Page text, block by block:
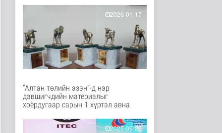
“Дүрслэх урлагийн
оюуны өв сан” тусгай
Энтертайнмент
7 цаг 11 минутын өмнө
Олон улсын хиймэл
оюуны гуравдугаар
олимпиадаас ..
8 цаг 1 минутын өмнө
Цэцэрлэгийн цахим
эхэлнэ
2026-01-17
“Алтан төлийн эзэн”-д нэр
дэвшигчдийн материалыг
хоёрдугаар сарын 1 хүртэл авна
2025-09-26